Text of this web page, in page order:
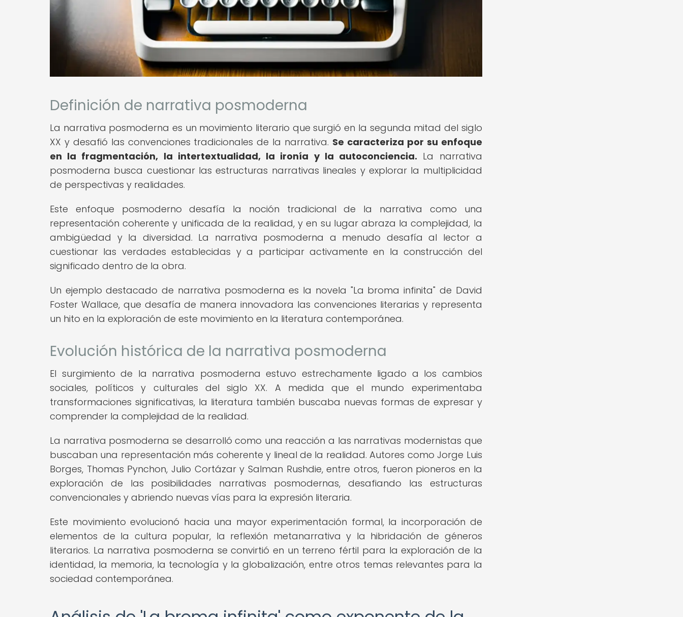
Definición de narrativa posmoderna
La narrativa posmoderna es un movimiento literario que surgió en la segunda mitad del siglo
XX y desafió las convenciones tradicionales de la narrativa. Se caracteriza por su enfoque
en la fragmentación, la intertextualidad, la ironía y la autoconciencia. La narrativa
posmoderna busca cuestionar las estructuras narrativas lineales y explorar la multiplicidad
de perspectivas y realidades.
Este enfoque posmoderno desafía la noción tradicional de la narrativa como una
representación coherente y unificada de la realidad, y en su lugar abraza la complejidad, la
ambigüedad y la diversidad. La narrativa posmoderna a menudo desafía al lector a
cuestionar las verdades establecidas y a participar activamente en la construcción del
significado dentro de la obra.
Un ejemplo destacado de narrativa posmoderna es la novela "La broma infinita" de David
Foster Wallace, que desafía de manera innovadora las convenciones literarias y representa
un hito en la exploración de este movimiento en la literatura contemporánea.
Evolución histórica de la narrativa posmoderna
El surgimiento de la narrativa posmoderna estuvo estrechamente ligado a los cambios
sociales, políticos y culturales del siglo XX. A medida que el mundo experimentaba
transformaciones significativas, la literatura también buscaba nuevas formas de expresar y
comprender la complejidad de la realidad.
La narrativa posmoderna se desarrolló como una reacción a las narrativas modernistas que
buscaban una representación más coherente y lineal de la realidad. Autores como Jorge Luis
Borges, Thomas Pynchon, Julio Cortázar y Salman Rushdie, entre otros, fueron pioneros en la
exploración de las posibilidades narrativas posmodernas, desafiando las estructuras
convencionales y abriendo nuevas vías para la expresión literaria.
Este movimiento evolucionó hacia una mayor experimentación formal, la incorporación de
elementos de la cultura popular, la reflexión metanarrativa y la hibridación de géneros
literarios. La narrativa posmoderna se convirtió en un terreno fértil para la exploración de la
identidad, la memoria, la tecnología y la globalización, entre otros temas relevantes para la
sociedad contemporánea.